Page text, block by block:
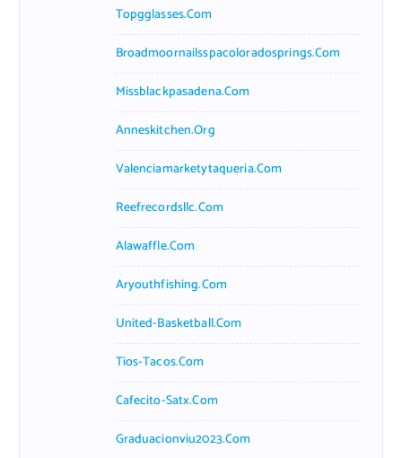
Topgglasses.com
Broadmoornailsspacoloradosprings.com
Missblackpasadena.com
Anneskitchen.org
Valenciamarketytaqueria.com
Reefrecordsllc.com
Alawaffle.com
Aryouthfishing.com
United-Basketball.com
Tios-Tacos.com
Cafecito-Satx.com
Graduacionviu2023.com